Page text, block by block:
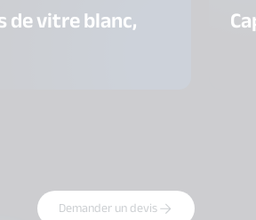
de vitre blanc,
Demander un devis